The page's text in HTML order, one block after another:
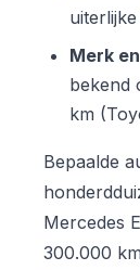
Merk
bekend
km
Bepaalde
Mercedes
300.000